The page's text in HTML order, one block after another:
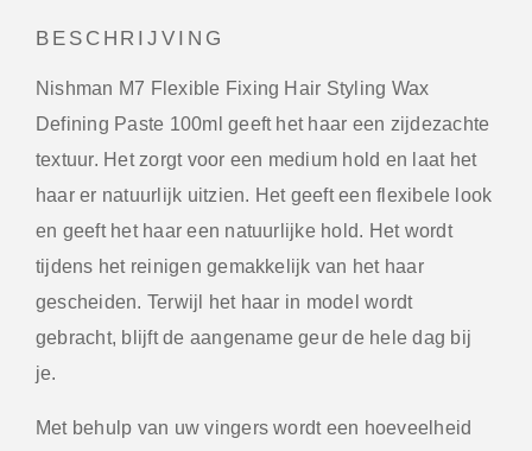
BESCHRIJVING
Nishman M7 Flexible Fixing Hair Styling Wax
Defining Paste 100ml geeft het haar een zijdezachte
textuur. Het zorgt voor een medium hold en laat het
haar er natuurlijk uitzien. Het geeft een flexibele look
en geeft het haar een natuurlijke hold. Het wordt
tijdens het reinigen gemakkelijk van het haar
gescheiden. Terwijl het haar in model wordt
gebracht, blijft de aangename geur de hele dag bij
je.
Met behulp van uw vingers wordt een hoeveelheid